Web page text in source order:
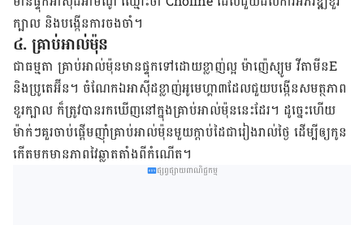
ក្បាល​ និង​បង្កើន​ការ​ចងចាំ។​
៤.គ្រាប់​អាល់ម៉ុន
ជា​ធម្មតា​ គ្រាប់​អាល់ម៉ុន​មាន​ផ្ទុក​ទៅ​ដោយ​ខ្លាញ់​ល្អ ម៉ាញ៉េស្យូម​ វីតាមីន​E
និង​ប្រូតេអ៊ីន។​ ចំណែក​ឯ​អាស៊ីដ​ខ្លាញ់​អូមេហ្គា​៣​ដែល​ជួយ​បង្កើន​សមត្ថភាព​
ខួរ​ក្បាល​ ក៏​ត្រូវ​បាន​រក​ឃើញ​នៅ​ក្នុង​គ្រាប់​អាល់​ម៉ុន​នេះ​​ដែរ​​។ ដូច្នេះ​ហើយ​​
ម៉ាក់​ៗ​គួរ​ចាប់ផ្ដើម​ញ៉ាំ​គ្រាប់​អាល់​ម៉ុន​មួយ​ក្ដាប់​ដៃ​ជា​រៀង​រាល់​ថ្ងៃ​​ ដើម្បី​ឲ្យ​កូន​
កើត​មក​មាន​ភាព​វៃ​ឆ្លាត​​តាំង​ពី​កំណើត​។
ផ្សព្វផ្សាយពាណិជ្ជកម្ម